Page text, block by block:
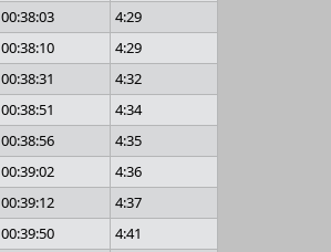
00:38:03
4:29
00:38:10
4:29
00:38:31
4:32
00:38:51
4:34
00:38:56
4:35
00:39:02
4:36
00:39:12
4:37
00:39:50
4:41